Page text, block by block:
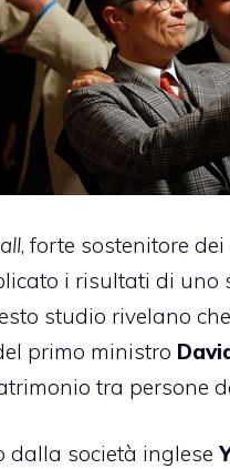
, forte sostenitore
i risultati di
studio rivelano
primo ministro
tra persone
dalla società inglese